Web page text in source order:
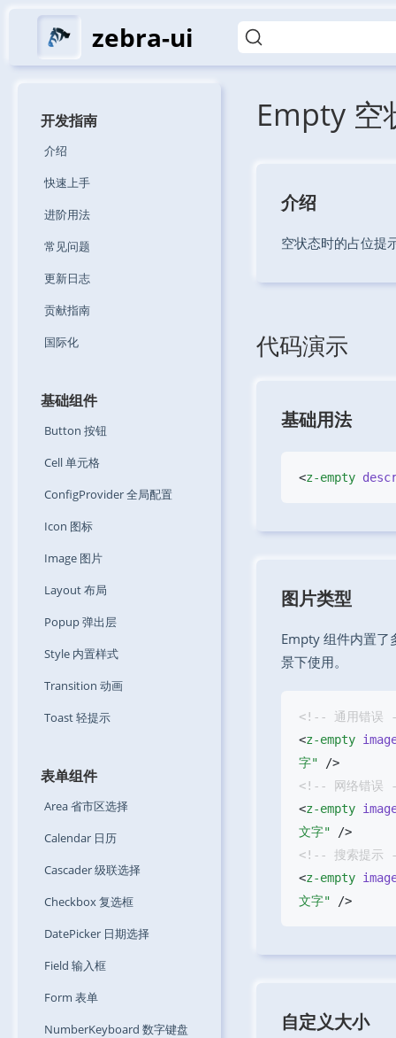
zebra-ui
开发指南
介绍
快速上手
进阶用法
常见问题
更新日志
贡献指南
国际化
基础组件
Button 按钮
Cell单元格
ConfigProvider全局配置
Icon 图标
Image 图片
Layout布局
Popup弹出层
Style 内置样式
Transition 动画
Toast轻提示
表单组件
Area省市区选择
Calendar 日历
Cascader级联选择
Checkbox复选框
DatePicker 日期选择
Field 输入框
Form 表单
NumberKeyboard 数字键盘
Empty 空
介绍
空状态时的占位提
代码演示
基础用法
<z-empty
图片类型
Empty 组件内置了
景下使用。
<z-empty
字"
<z-empty
文字"
<z-empty
文字"
自定义大小